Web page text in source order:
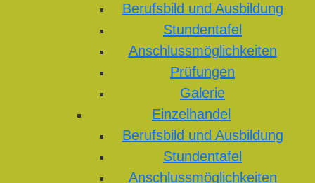
Berufsbild und Ausbildung
Stundentafel
Anschlussmöglichkeiten
Prüfungen
Galerie
Einzelhandel
Berufsbild und Ausbildung
Stundentafel
Anschlussmöglichkeiten